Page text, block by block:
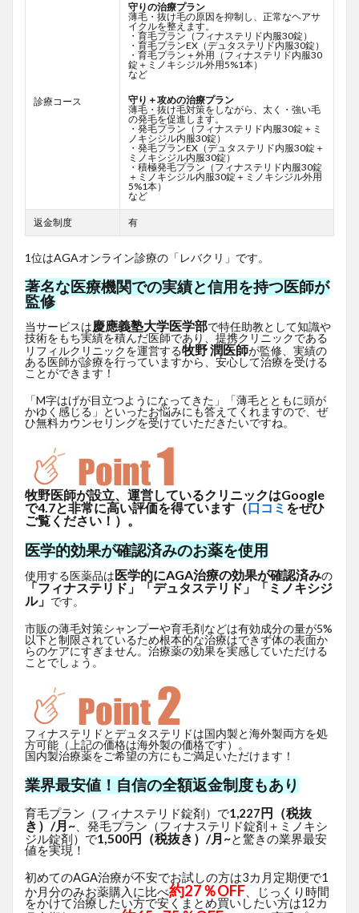
診療コース
守りの治療プラン
薄毛・抜け毛の原因を抑制し、正常なヘアサ
イクルを整えます。
・育毛プラン（フィナステリド内服30錠）
・育毛プランEX（デュタステリド内服30錠）
・育毛プラン＋外用（フィナステリド内服30
錠＋ミノキシジル外用5%1本）
など
守り＋攻めの治療プラン
薄毛・抜け毛対策をしながら、太く・強い毛
の発毛を促進します。
・発毛プラン（フィナステリド内服30錠＋ミ
ノキシジル内服30錠）
・発毛プランEX（デュタステリド内服30錠＋
ミノキシジル内服30錠）
・積極発毛プラン（フィナステリド内服30錠
＋ミノキシジル内服30錠＋ミノキシジル外用
5%1本）
など
返金制度 有
1位はAGAオンライン診療の「レバクリ」です。
著名な医療機関での実績と信用を持つ医師が
監修
当サービスは慶應義塾大学医学部で特任助教として知識や
技術をもち実績を積んだ医師であり、提携クリニックである
リフィルクリニックを運営する牧野 潤医師が監修、実績の
ある医師が診療を行っていますから、安心して治療を受ける
ことができます！
「M字はげが目立つようになってきた」「薄毛とともに頭が
かゆく感じる」といったお悩みにも答えてくれますので、ぜ
ひ無料カウンセリングを受けていただきたいですね。
牧野医師が設立、運営しているクリニックはGoogle
で4.7と非常に高い評価を得ています（口コミ をぜひ
ご覧ください！）。
医学的効果が確認済みのお薬を使用
使用する医薬品は医学的にAGA治療の効果が確認済みの
「フィナステリド」「デュタステリド」「ミノキシジ
ル」 です。
市販の薄毛対策シャンプーや育毛剤などは有効成分の量が5%
以下と制限されているため根本的な治療はできず体の表面か
らのケアにすぎません。治療薬の効果を実感していただける
ことでしょう。
フィナステリドとデュタステリドは国内製と海外製両方を処
方可能（上記の価格は海外製の価格です）。
国内製治療薬をご希望の方にもご満足いただけます！
業界最安値！自信の全額返金制度もあり
育毛プラン（フィナステリド錠剤）で1,227円（税抜
き）/月~ 、発毛プラン（フィナステリド錠剤＋ミノキシ
ジル錠剤）で1,500円（税抜き）/月~と驚きの業界最安
値を実現！
初めてのAGA治療が不安でお試しの方は3カ月定期便で1
か月分のみお薬購入に比べ約27％OFF 、じっくり時間
をかけて治療したい方で安くまとめ買いしたい方は12カ